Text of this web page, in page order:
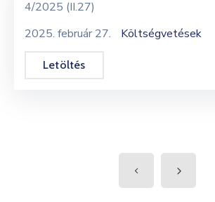
4/2025 (II.27)
2025. február 27.
Költségvetések
Letöltés